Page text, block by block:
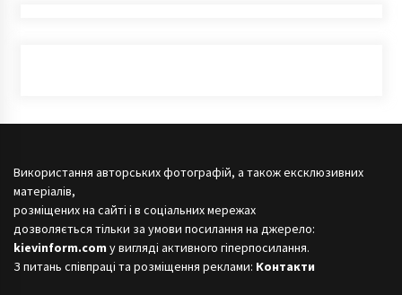
Використання авторських фотографій, а також ексклюзивних
матеріалів,
розміщених на сайті і в соціальних мережах
дозволяється тільки за умови посилання на джерело:
kievinform.com у вигляді активного гіперпосилання.
З питань співпраці та розміщення реклами: Контакти